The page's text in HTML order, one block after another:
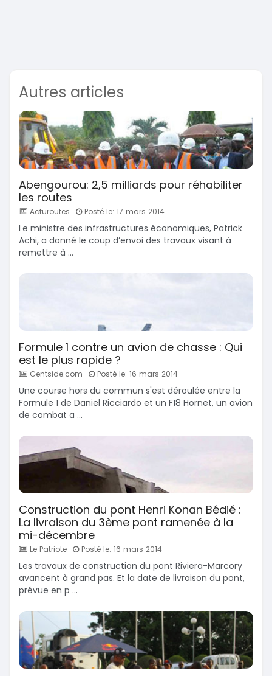
Autres articles
Abengourou: 2,5 milliards pour réhabiliter
les routes
Acturoutes Posté le: 17 mars 2014
Le ministre des infrastructures économiques, Patrick
Achi, a donné le coup d’envoi des travaux visant à
remettre à ...
Formule 1 contre un avion de chasse : Qui
est le plus rapide ?
Gentside.com Posté le: 16 mars 2014
Une course hors du commun s'est déroulée entre la
Formule 1 de Daniel Ricciardo et un F18 Hornet, un avion
de combat a ...
Construction du pont Henri Konan Bédié :
La livraison du 3ème pont ramenée à la
mi-décembre
Le Patriote Posté le: 16 mars 2014
Les travaux de construction du pont Riviera-Marcory
avancent à grand pas. Et la date de livraison du pont,
prévue en p ...